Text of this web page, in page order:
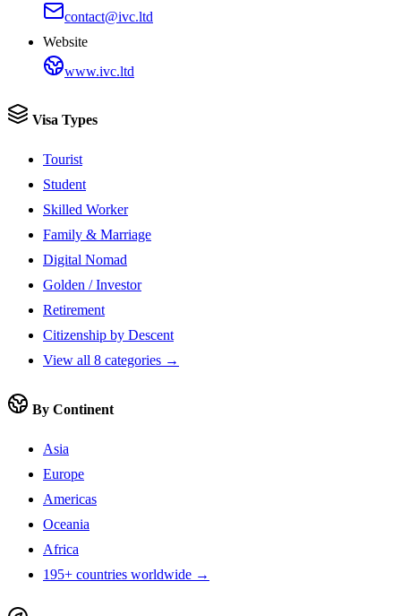
contact@ivc.ltd
Website
www.ivc.ltd
Visa Types
Tourist
Student
Skilled Worker
Family & Marriage
Digital Nomad
Golden / Investor
Retirement
Citizenship by Descent
View all 8 categories →
By Continent
Asia
Europe
Americas
Oceania
Africa
195+ countries worldwide →